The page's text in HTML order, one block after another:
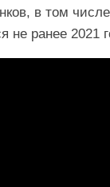
в том
не ранее 2021